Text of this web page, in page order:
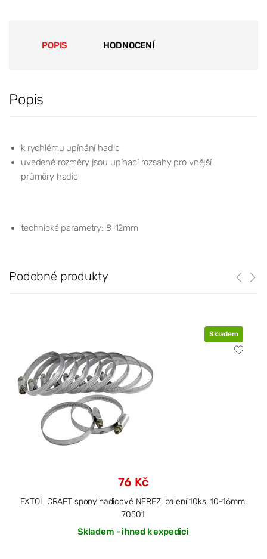
POPIS HODNOCENÍ
Popis
k rychlému upínání hadic
uvedené rozměry jsou upínací rozsahy pro vnější
průměry hadic
technické parametry: 8-12mm
Podobné produkty
Skladem
76 Kč
EXTOL CRAFT spony hadicové NEREZ, balení 10ks, 10-16mm,
70501
Skladem - ihned k expedici